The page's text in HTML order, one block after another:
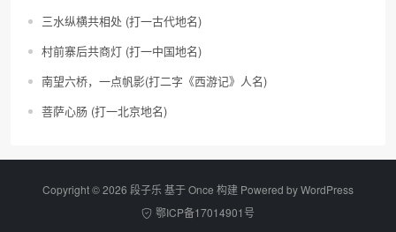
三水纵横共相处 (打一古代地名)
村前寨后共商灯 (打一中国地名)
南望六桥，一点帆影(打二字《西游记》人名)
菩萨心肠 (打一北京地名)
Copyright © 2026 段子乐 基于 Once 构建 Powered byWordPress
鄂ICP备17014901号